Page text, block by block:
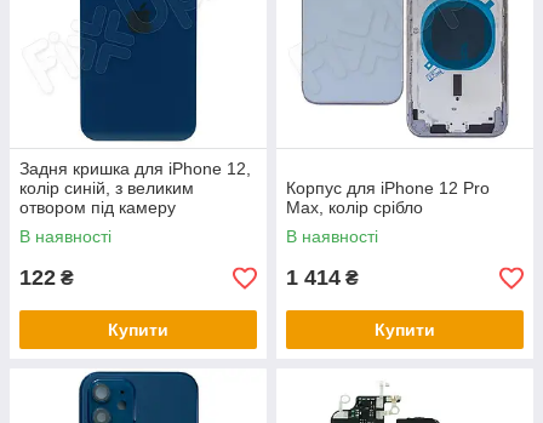
Задня кришка для iPhone 12,
колір синій, з великим
отвором під камеру
В наявності
122 ₴
Купити
Корпус для iPhone 12 Pro
Max, колір срібло
В наявності
1 414 ₴
Купити